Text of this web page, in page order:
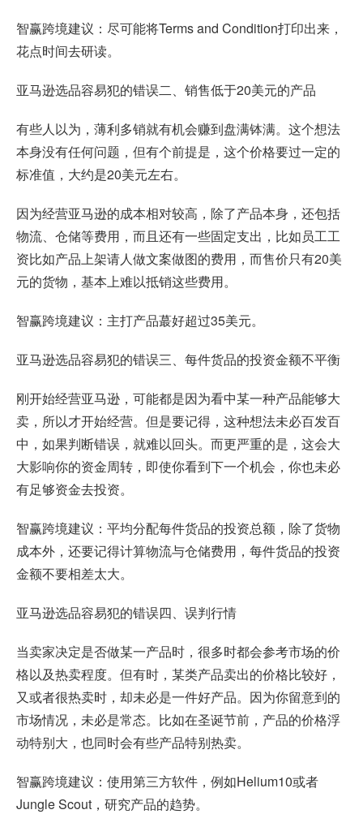
智赢跨境建议：尽可能将Terms and Condition打印出来，
花点时间去研读。
亚马逊选品容易犯的错误二、销售低于20美元的产品
有些人以为，薄利多销就有机会赚到盘满钵满。这个想法
本身没有任何问题，但有个前提是，这个价格要过一定的
标准值，大约是20美元左右。
因为经营亚马逊的成本相对较高，除了产品本身，还包括
物流、仓储等费用，而且还有一些固定支出，比如员工工
资比如产品上架请人做文案做图的费用，而售价只有20美
元的货物，基本上难以抵销这些费用。
智赢跨境建议：主打产品蕞好超过35美元。
亚马逊选品容易犯的错误三、每件货品的投资金额不平衡
刚开始经营亚马逊，可能都是因为看中某一种产品能够大
卖，所以才开始经营。但是要记得，这种想法未必百发百
中，如果判断错误，就难以回头。而更严重的是，这会大
大影响你的资金周转，即使你看到下一个机会，你也未必
有足够资金去投资。
智赢跨境建议：平均分配每件货品的投资总额，除了货物
成本外，还要记得计算物流与仓储费用，每件货品的投资
金额不要相差太大。
亚马逊选品容易犯的错误四、误判行情
当卖家决定是否做某一产品时，很多时都会参考市场的价
格以及热卖程度。但有时，某类产品卖出的价格比较好，
又或者很热卖时，却未必是一件好产品。因为你留意到的
市场情况，未必是常态。比如在圣诞节前，产品的价格浮
动特别大，也同时会有些产品特别热卖。
智赢跨境建议：使用第三方软件，例如Helium10或者
Jungle Scout，研究产品的趋势。